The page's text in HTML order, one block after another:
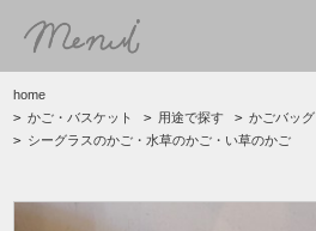
home
> かご・バスケット > 用途で探す > かごバッグ
> シーグラスのかご・水草のかご・い草のかご